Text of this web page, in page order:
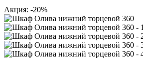
Акция: -20%